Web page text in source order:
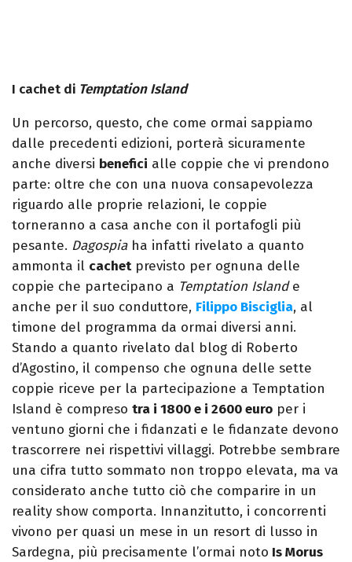
I cachet di Temptation Island
Un percorso, questo, che come ormai sappiamo
dalle precedenti edizioni, porterà sicuramente
anche diversi benefici alle coppie che vi prendono
parte: oltre che con una nuova consapevolezza
riguardo alle proprie relazioni, le coppie
torneranno a casa anche con il portafogli più
pesante. Dagospiaha infatti rivelato a quanto
ammonta il cachetprevisto per ognuna delle
coppie che partecipano a Temptation Islande
anche per il suo conduttore, Filippo Bisciglia, al
timone del programma da ormai diversi anni.
Stando a quanto rivelato dal blog di Roberto
d’Agostino, il compenso che ognuna delle sette
coppie riceve per la partecipazione a Temptation
Island è compreso tra i 1800 e i 2600 euro per i
ventuno giorni che i fidanzati e le fidanzate devono
trascorrere nei rispettivi villaggi. Potrebbe sembrare
una cifra tutto sommato non troppo elevata, ma va
considerato anche tutto ciò che comparire in un
reality show comporta. Innanzitutto, i concorrenti
vivono per quasi un mese in un resort di lusso in
Sardegna, più precisamente l’ormai noto Is Morus